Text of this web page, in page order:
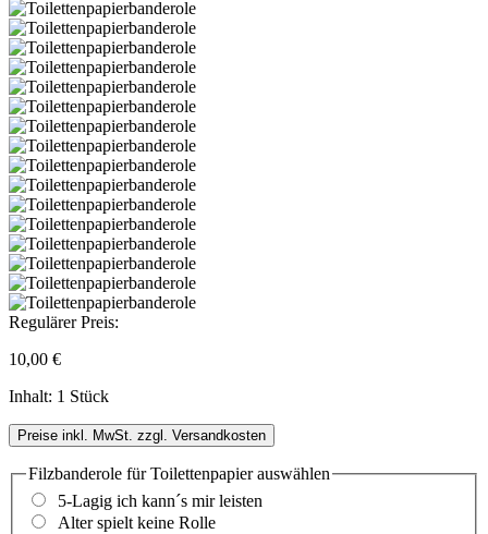
Regulärer Preis:
10,00 €
Inhalt: 1 Stück
Preise inkl. MwSt. zzgl. Versandkosten
Filzbanderole für Toilettenpapierauswählen
5-Lagig ich kann´s mir leisten
Alter spielt keine Rolle